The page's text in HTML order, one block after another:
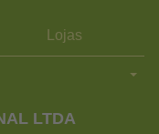
Lojas
LTDA